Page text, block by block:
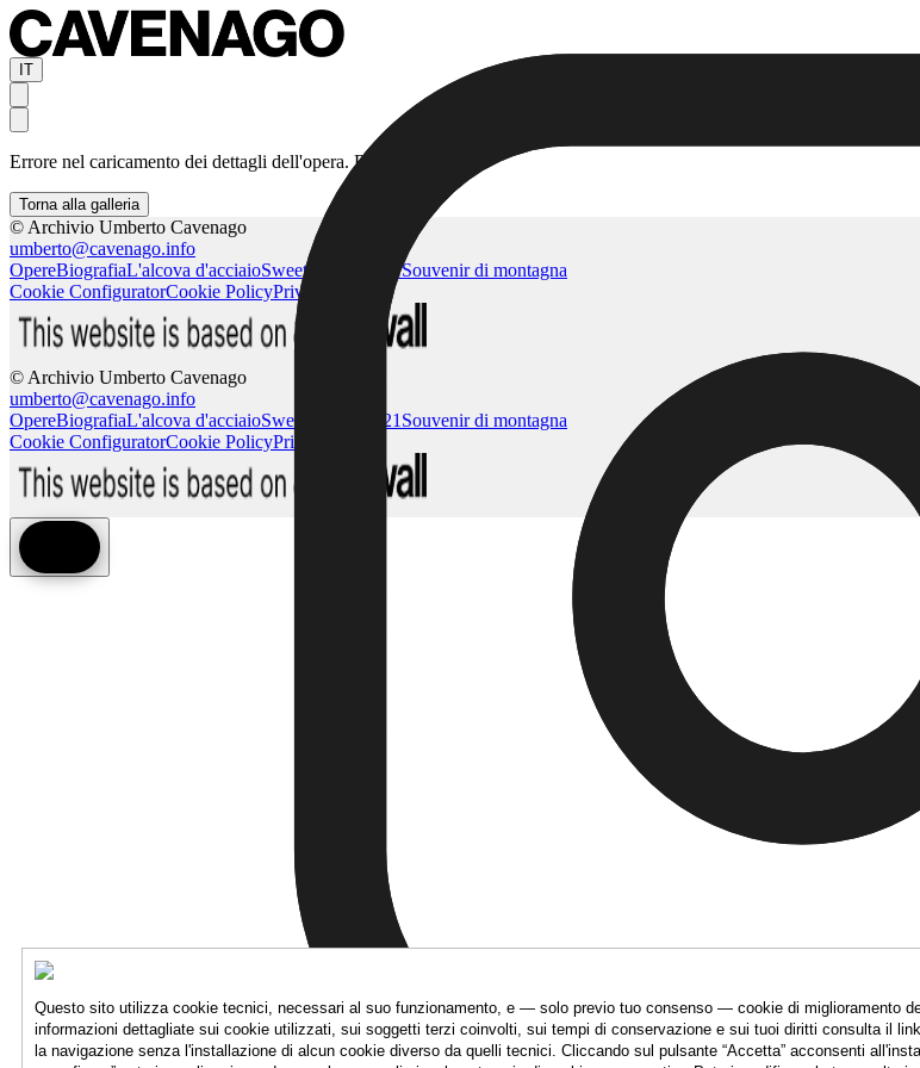
IT
Errore nel caricamento dei dettagli dell'opera. Riprova più tardi.
Torna alla galleria
© Archivio Umberto Cavenago
umberto@cavenago.info
OpereBiografiaL'alcova d'acciaioSweet Home 2021Souvenir di montagna
Cookie ConfiguratorCookie PolicyPrivacy Policy
© Archivio Umberto Cavenago
umberto@cavenago.info
OpereBiografiaL'alcova d'acciaioSweet Home 2021 Souvenir di montagna
Cookie ConfiguratorCookie PolicyPrivacy Policy
Questo sito utilizza cookie tecnici, necessari al suo funzionamento, e — solo previo tuo consenso — cookie di miglioramento
informazioni dettagliate sui cookie utilizzati, sui soggetti terzi coinvolti, sui tempi di conservazione e sui tuoi diritti consulta il link
la navigazione senza l'installazione di alcun cookie diverso da quelli tecnici. Cliccando sul pulsante “Accetta” acconsenti